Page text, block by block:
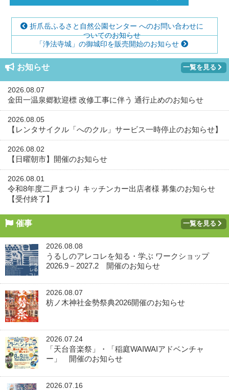
折爪岳ふるさと自然公園センター へのお問い合わせに
ついてのお知らせ
「浄法寺城」の御城印を販売開始のお知らせ
お知らせ 一覧を見る
2026.08.07
金田一温泉郷歓迎標 改修工事に伴う 通行止めのお知らせ
2026.08.05
【レンタサイクル「へのクル」サービス一時停止のお知らせ】
2026.08.02
【日曜朝市】開催のお知らせ
2026.08.01
令和8年度二戸まつり キッチンカー出店者様 募集のお知らせ
【受付終了】
催事 一覧を見る
2026.08.08
うるしのアレコレを知る・学ぶ ワークショップ
2026.9－2027.2 開催のお知らせ
2026.08.07
枋ノ木神社金勢祭典2026開催のお知らせ
2026.07.24
「天台音楽祭」・「稲庭WAIWAIアドベンチャ
ー」 開催のお知らせ
2026.07.16